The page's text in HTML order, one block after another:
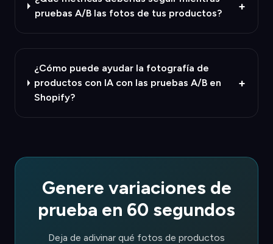
pruebas A/B las fotos de tus productos?
+
¿Cómo puede ayudar la fotografía de
productos con IA con las pruebas A/B en
Shopify?
+
Genere variaciones de
prueba en 60 segundos
Deja de adivinar qué fotos de productos